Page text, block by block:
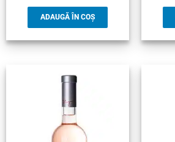
ADAUGĂ ÎN COȘ